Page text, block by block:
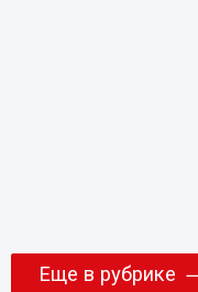
Еще в рубрике